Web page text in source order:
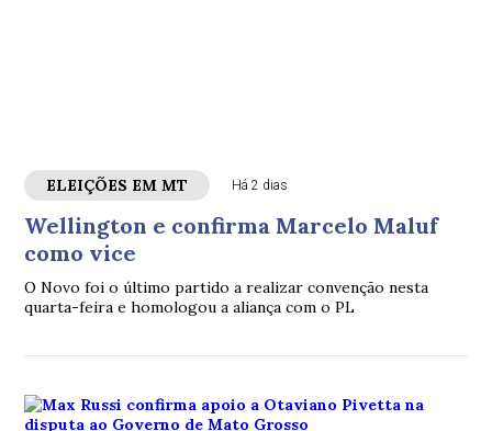
ELEIÇÕES EM MT Há 2 dias
Wellington e confirma Marcelo Maluf
como vice
O Novo foi o último partido a realizar convenção nesta
quarta-feira e homologou a aliança com o PL